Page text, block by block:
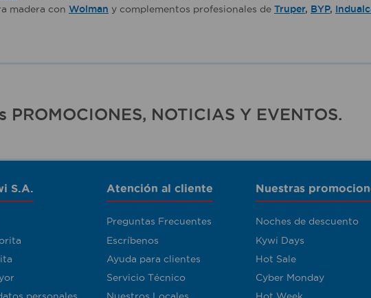
madera con Wolman y complementos profesionales de Truper, BYP,
NOTICIAS Y EVENTOS.
S.A. Atención al cliente
Preguntas Frecuentes
Escríbenos
Ayuda para clientes
Servicio Técnico
Nuestras
Noches de descuento
Kywi Days
Hot Sale
Cyber Monday